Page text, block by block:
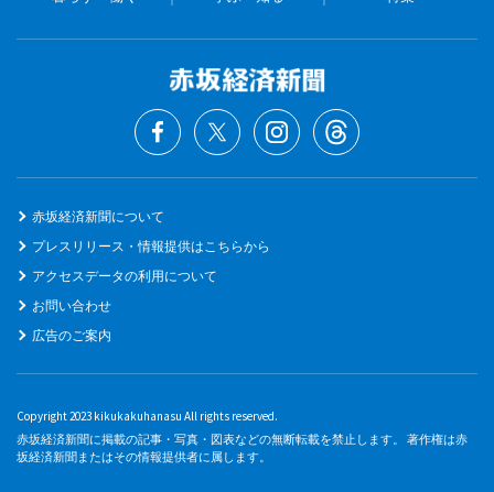
赤坂経済新聞について
プレスリリース・情報提供はこちらから
アクセスデータの利用について
お問い合わせ
広告のご案内
Copyright 2023 kikukakuhanasu All rights reserved.
赤坂経済新聞に掲載の記事・写真・図表などの無断転載を禁止します。 著作権は赤
坂経済新聞またはその情報提供者に属します。